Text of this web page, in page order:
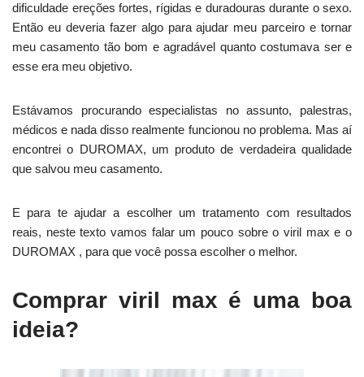
dificuldade ereções fortes, rígidas e duradouras durante o sexo.
Então eu deveria fazer algo para ajudar meu parceiro e tornar
meu casamento tão bom e agradável quanto costumava ser e
esse era meu objetivo.
Estávamos procurando especialistas no assunto, palestras,
médicos e nada disso realmente funcionou no problema. Mas aí
encontrei o DUROMAX, um produto de verdadeira qualidade
que salvou meu casamento.
E para te ajudar a escolher um tratamento com resultados
reais, neste texto vamos falar um pouco sobre o viril max e o
DUROMAX , para que você possa escolher o melhor.
Comprar viril max é uma boa
ideia?